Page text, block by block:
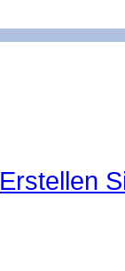
Erstellen